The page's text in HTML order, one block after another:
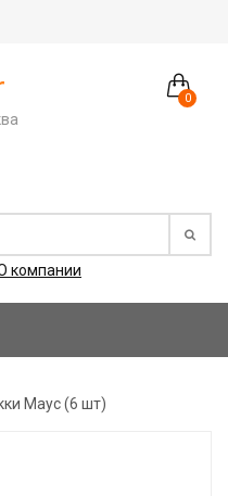
0
компании
Маус (6 шт)